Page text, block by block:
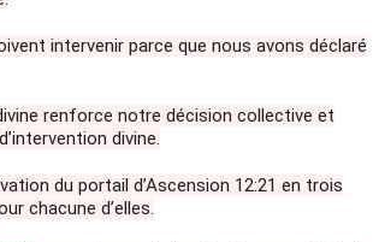
intervenir parce que nous avons déclaré
renforce notre décision collective et
divine.
du portail d’Ascension 12:21 en trois
chacune d’elles.